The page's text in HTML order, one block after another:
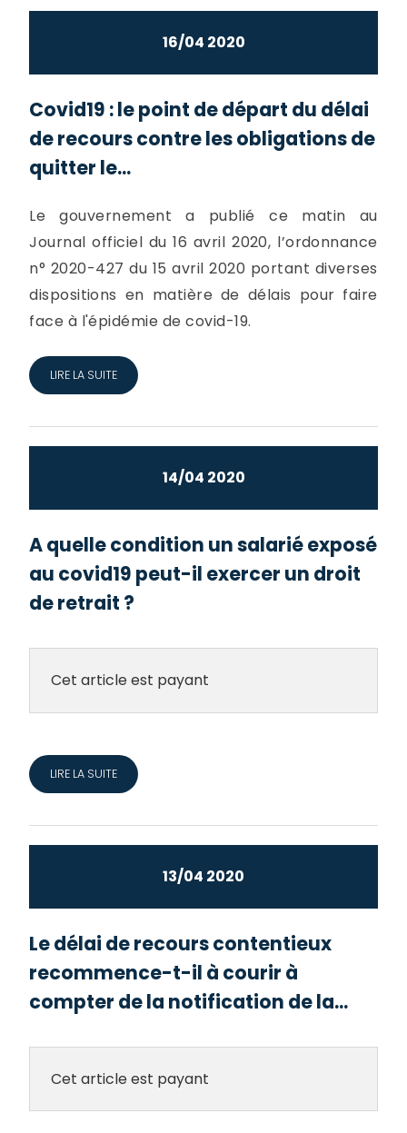
16/04 2020
Covid19 : le point de départ du délai
de recours contre les obligations de
quitter le...
Le gouvernement a publié ce matin au
Journal officiel du 16 avril 2020, l’ordonnance
n° 2020-427 du 15 avril 2020 portant diverses
dispositions en matière de délais pour faire
face à l'épidémie de covid-19.
LIRE LA SUITE
14/04 2020
A quelle condition un salarié exposé
au covid19 peut-il exercer un droit
de retrait ?
Cet article est payant
LIRE LA SUITE
13/04 2020
Le délai de recours contentieux
recommence-t-il à courir à
compter de la notification de la...
Cet article est payant